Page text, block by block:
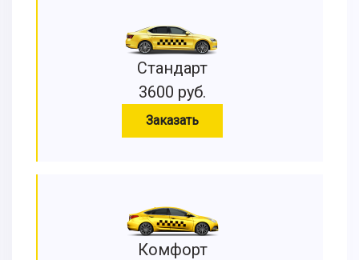
Стандарт
3600 руб.
Заказать
Комфорт